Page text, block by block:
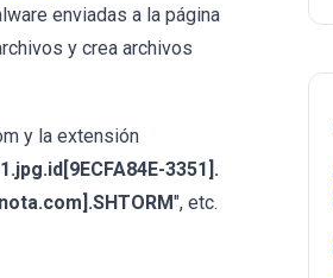
enviadas a la página
y crea archivos
y la extensión
1.jpg.id[9ECFA84E-3351].
", etc.